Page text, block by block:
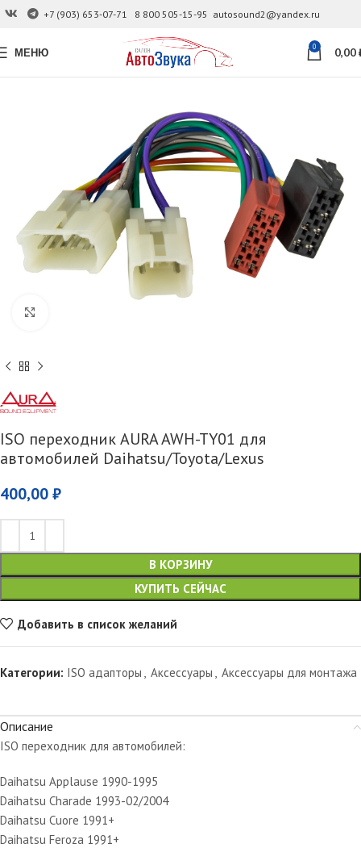
+7 (903) 653-07-71 8 800 505-15-95 autosound2@yandex.ru
МЕНЮ 0 0,00
ISO переходник AURA AWH-TY01 для
автомобилей Daihatsu/Toyota/Lexus
400,00 ₽
В КОРЗИНУ
КУПИТЬ СЕЙЧАС
Добавить в список желаний
Категории: ISO адапторы , Аксессуары , Аксессуары для монтажа
Описание
ISO переходник для автомобилей:
Daihatsu Applause 1990-1995
Daihatsu Charade 1993-02/2004
Daihatsu Cuore 1991+
Daihatsu Feroza 1991+